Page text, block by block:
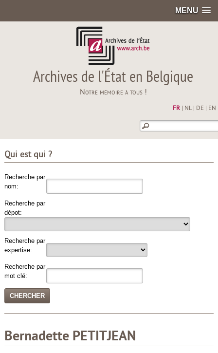
MENU
Archives de l'État en Belgique
Notre mémoire à tous !
FR| NL| DE EN
Qui est qui ?
Recherche par
nom:
Recherche par
dépot:
Recherche par
expertise:
Recherche par
mot clé:
Bernadette PETITJEAN